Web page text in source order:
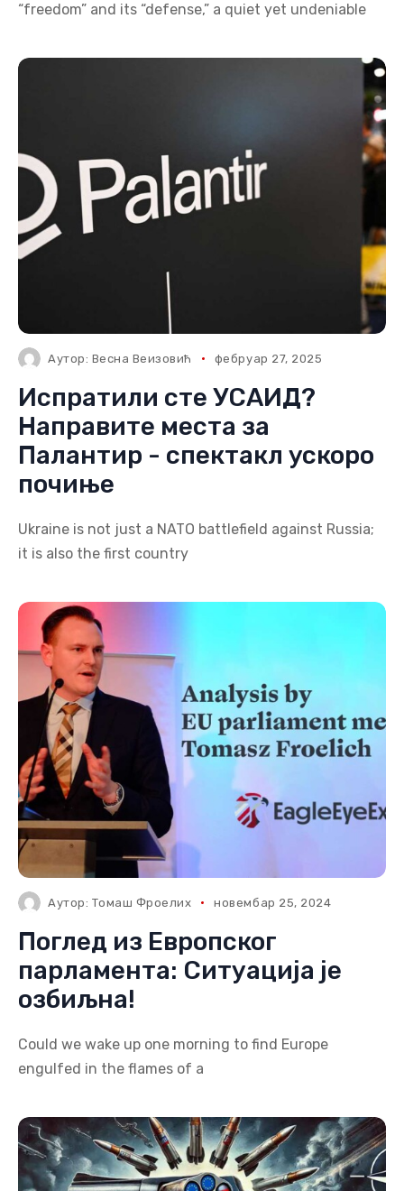
“freedom” and its “defense,” a quiet yet undeniable
Аутор: Весна Веизовић фебруар 27, 2025
Испратили сте УСАИД?
Направите места за
Палантир - спектакл ускоро
почиње
Ukraine is not just a NATO battlefield against Russia;
it is also the first country
Аутор: Томаш Фроелих новембар 25, 2024
Поглед из Европског
парламента: Ситуација је
озбиљна!
Could we wake up one morning to find Europe
engulfed in the flames of a